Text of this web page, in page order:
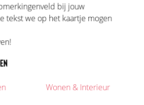
bij jouw
tekst we op het kaartje mogen
Wonen & Interieur